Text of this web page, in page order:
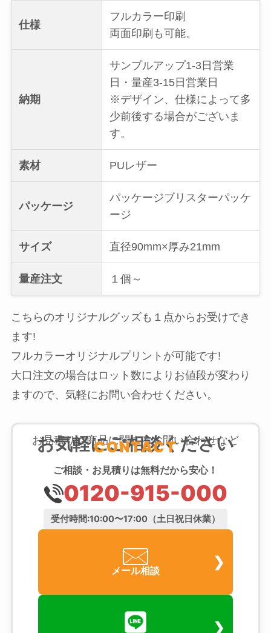
仕様
フルカラー印刷
両面印刷も可能。
納期
サンプルアップ1-3日営業
日・量産3-15日営業日
※デザイン、仕様によって多
少前後する場合がございま
す。
素材 PUレザー
パッケージ
パッケージブリスターパッケ
ージ
サイズ 直径90mm×厚み21mm
量産注文 １個～
こちらのオリジナルグッズも１点からお受けでき
ます!
フルカラーオリジナルプリントが可能です!
大口注文の場合はロット数によりお値段が変わり
ますので、気軽にお問い合わせください。
お見積りや商品に関するお問い合わせなど
お気軽にご相談ください
CONTACT
ご相談・お見積りは無料だから安心！
0120-915-000
受付時間:10:00〜17:00（土日祝日休業）
メール相談